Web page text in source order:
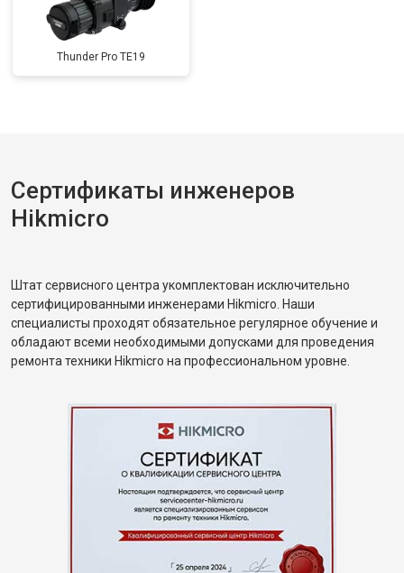
Thunder Pro TE19
Сертификаты инженеров
Hikmicro
Штат сервисного центра укомплектован исключительно
сертифицированными инженерами Hikmicro. Наши
специалисты проходят обязательное регулярное обучение и
обладают всеми необходимыми допусками для проведения
ремонта техники Hikmicro на профессиональном уровне.